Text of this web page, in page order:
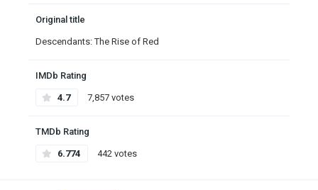
Original title
Descendants: The Rise of Red
IMDb Rating
4.7 7,857 votes
TMDb Rating
6.774 442 votes